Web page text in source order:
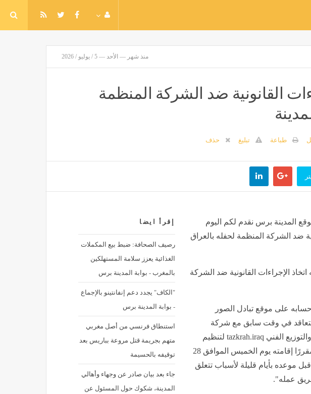
منذ شهر — الأحد — 5 / يوليو / 2026
القانونية ضد الشركة المنظمة
طباعة تبليغ حذف
إقرأ ايضا
رصيف الصحافة: ضبط بيع المكملات
الغذائية يعزز سلامة المستهلكين
بالمغرب - بوابة المدينة برس
"الكاف" يجدد دعم إنفانتينو بالإجماع
- بوابة المدينة برس
استنطاق فرنسي من أصل مغربي
متهم بجريمة قتل مروعة بباريس بعد
توقيفه بالحسيمة
جاء بعد بيان صادر عن وجهاء وأهالي
المدينة، شكوك حول المسئول عن
المدينة برس نقدم لكم اليوم
ضد الشركة المنظمة لحفله بالعراق
اتخاذ الإجراءات القانونية ضد الشركة
على موقع تبادل الصور
التعاقد في وقت سابق مع شركة
الأضواء الخيالية للدعاية والإعلان والتوزيع الفني tazkrah.iraq لتنظيم
حفل ويجز في بغداد، والذي كان مقررًا إقامته يوم الخميس الموافق 28
قبل موعده بأيام قليلة لأسباب تتعلق
عمله".